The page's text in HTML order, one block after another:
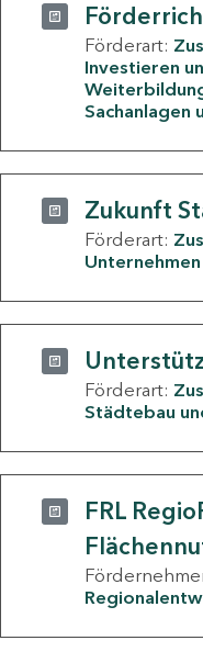
Förderart:
Investieren
Sachanlagen
Zukunft
Förderart:
Unternehmen
Förderart:
Städtebau
FRL